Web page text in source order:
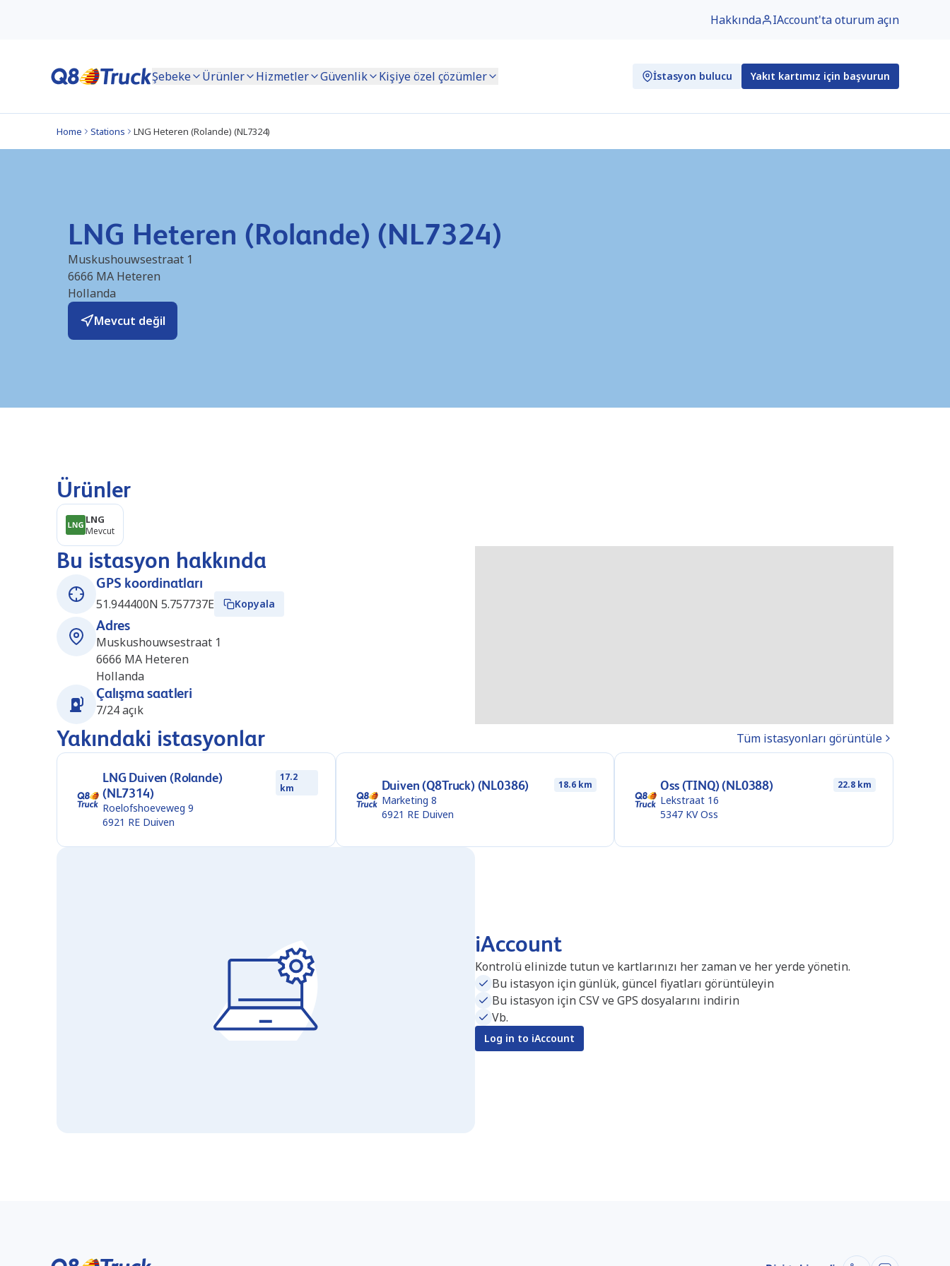
Hakkında IAccount'ta oturum açın
Şebeke Ürünler Hizmetler Güvenlik Kişiye özel çözümler İstasyon bulucu Yakıt kartımız için başvurun
Home Stations LNG Heteren (Rolande) (NL7324)
LNG Heteren (Rolande) (NL7324)
Muskushouwsestraat 1
6666 MA Heteren
Hollanda
Mevcut değil
Ürünler
LNG
Mevcut
Bu istasyon hakkında
GPS koordinatları
51.944400N 5.757737E
Kopyala
Adres
Muskushouwsestraat 1
6666 MA Heteren
Hollanda
Çalışma saatleri
7/24 açık
Yakındaki istasyonlar Tüm istasyonları görüntüle
LNG Duiven (Rolande)
(NL7314)
17.2
km
Roelofshoeveweg 9
6921 RE Duiven
Duiven (Q8Truck) (NL0386) 18.6 km
Marketing 8
6921 RE Duiven
Oss (TINQ) (NL0388) 22.8 km
Lekstraat 16
5347 KV Oss
iAccount
Kontrolü elinizde tutun ve kartlarınızı her zaman ve her yerde yönetin.
Bu istasyon için günlük, güncel fiyatları görüntüleyin
Bu istasyon için CSV ve GPS dosyalarını indirin
Vb.
Log in to iAccount